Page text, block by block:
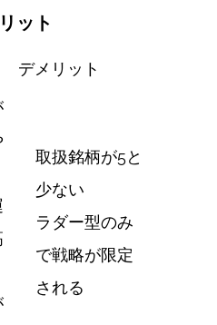
ット
デメリット
取扱銘柄が5と
少ない
ラダー型のみ
で戦略が限定
される